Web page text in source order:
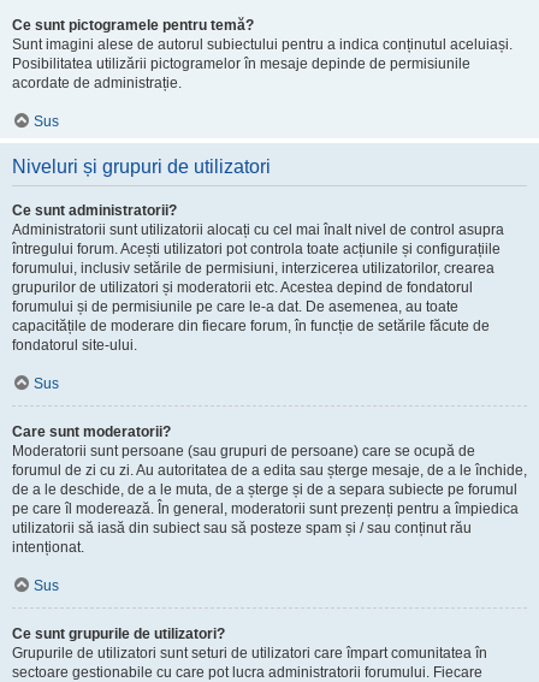
Ce sunt pictogramele pentru temă?
Sunt imagini alese de autorul subiectului pentru a indica conținutul aceluiași.
Posibilitatea utilizării pictogramelor în mesaje depinde de permisiunile
acordate de administrație.
Sus
Niveluri și grupuri de utilizatori
Ce sunt administratorii?
Administratorii sunt utilizatorii alocați cu cel mai înalt nivel de control asupra
întregului forum. Acești utilizatori pot controla toate acțiunile și configurațiile
forumului, inclusiv setările de permisiuni, interzicerea utilizatorilor, crearea
grupurilor de utilizatori și moderatorii etc. Acestea depind de fondatorul
forumului și de permisiunile pe care le-a dat. De asemenea, au toate
capacitățile de moderare din fiecare forum, în funcție de setările făcute de
fondatorul site-ului.
Sus
Care sunt moderatorii?
Moderatorii sunt persoane (sau grupuri de persoane) care se ocupă de
forumul de zi cu zi. Au autoritatea de a edita sau șterge mesaje, de a le închide,
de a le deschide, de a le muta, de a șterge și de a separa subiecte pe forumul
pe care îl moderează. În general, moderatorii sunt prezenți pentru a împiedica
utilizatorii să iasă din subiect sau să posteze spam și / sau conținut rău
intenționat.
Sus
Ce sunt grupurile de utilizatori?
Grupurile de utilizatori sunt seturi de utilizatori care împart comunitatea în
sectoare gestionabile cu care pot lucra administratorii forumului. Fiecare